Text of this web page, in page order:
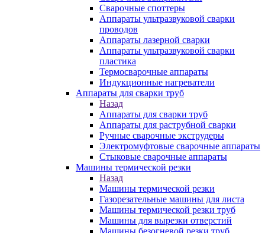
Сварочные споттеры
Аппараты ультразвуковой сварки
проводов
Аппараты лазерной сварки
Аппараты ультразвуковой сварки
пластика
Термосварочные аппараты
Индукционные нагреватели
Аппараты для сварки труб
Назад
Аппараты для сварки труб
Аппараты для раструбной сварки
Ручные сварочные экструдеры
Электромуфтовые сварочные аппараты
Стыковые сварочные аппараты
Машины термической резки
Назад
Машины термической резки
Газорезательные машины для листа
Машины термической резки труб
Машины для вырезки отверстий
Машины безогневой резки труб